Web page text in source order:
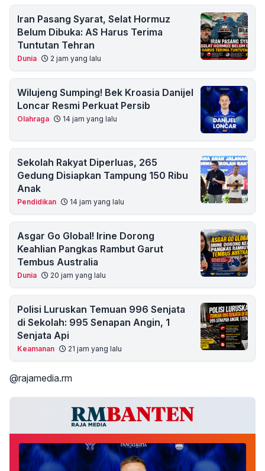
Iran Pasang Syarat, Selat Hormuz
Belum Dibuka: AS Harus Terima
Tuntutan Tehran
Dunia 2 jam yang lalu
Wilujeng Sumping! Bek Kroasia Danijel
Loncar Resmi Perkuat Persib
Olahraga 14 jam yang lalu
Sekolah Rakyat Diperluas, 265
Gedung Disiapkan Tampung 150 Ribu
Anak
Pendidikan 14 jam yang lalu
Asgar Go Global! Irine Dorong
Keahlian Pangkas Rambut Garut
Tembus Australia
Dunia 20 jam yang lalu
Polisi Luruskan Temuan 996 Senjata
di Sekolah: 995 Senapan Angin, 1
Senjata Api
Keamanan 21 jam yang lalu
@rajamedia.rm